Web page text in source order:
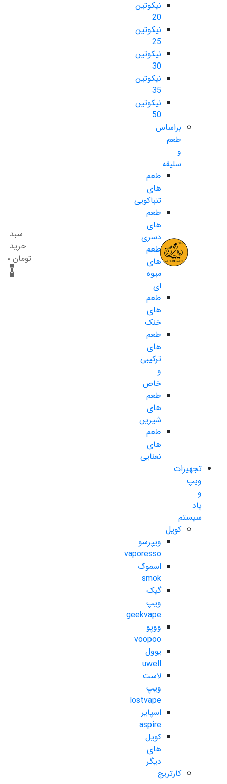
نیکوتین
20
نیکوتین
25
نیکوتین
30
نیکوتین
35
نیکوتین
50
براساس
طعم
و
سلیقه
طعم
های
تنباکویی
طعم
های
دسری
طعم
های
میوه
ای
طعم
های
خنک
طعم
های
ترکیبی
و
خاص
طعم
های
شیرین
طعم
های
نعنایی
تجهیزات
ویپ
و
پاد
سیستم
کویل
ویپرسو
vaporesso
اسموک
smok
گیک
ویپ
geekvape
ووپو
voopoo
یوول
uwell
لاست
ویپ
lostvape
اسپایر
aspire
کویل
های
دیگر
کارتریج
سبد
خرید
تومان ۰
0